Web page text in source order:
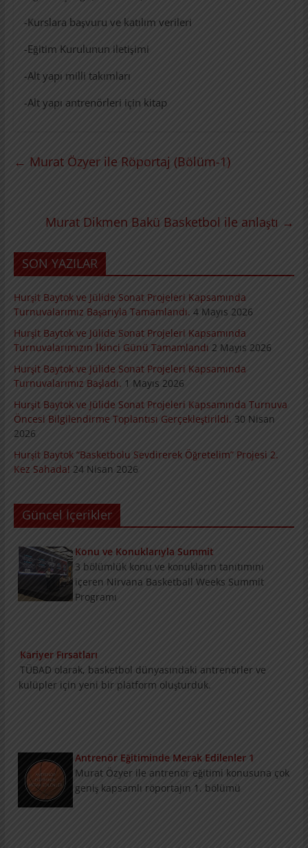
-Kurslara başvuru ve katılım verileri
-Eğitim Kurulunun iletişimi
-Alt yapı milli takımları
-Alt yapı antrenörleri için kitap
← Murat Özyer ile Röportaj (Bölüm-1)
Murat Dikmen Bakü Basketbol ile anlaştı →
SON YAZILAR
Hurşit Baytok ve Jülide Sonat Projeleri Kapsamında
Turnuvalarımız Başarıyla Tamamlandı. 4 Mayıs 2026
Hurşit Baytok ve Jülide Sonat Projeleri Kapsamında
Turnuvalarımızın İkinci Günü Tamamlandı 2 Mayıs 2026
Hurşit Baytok ve Jülide Sonat Projeleri Kapsamında
Turnuvalarımız Başladı. 1 Mayıs 2026
Hurşit Baytok ve Jülide Sonat Projeleri Kapsamında Turnuva
Öncesi Bilgilendirme Toplantısı Gerçekleştirildi. 30 Nisan
2026
Hurşit Baytok “Basketbolu Sevdirerek Öğretelim” Projesi 2.
Kez Sahada! 24 Nisan 2026
Güncel İçerikler
Konu ve Konuklarıyla Summit
3 bölümlük konu ve konukların tanıtımını
içeren Nirvana Basketball Weeks Summit
Programı
Kariyer Fırsatları
TÜBAD olarak, basketbol dünyasındaki antrenörler ve
kulüpler için yeni bir platform oluşturduk.
Antrenör Eğitiminde Merak Edilenler 1
Murat Özyer ile antrenör eğitimi konusuna çok
geniş kapsamlı röportajın 1. bölümü